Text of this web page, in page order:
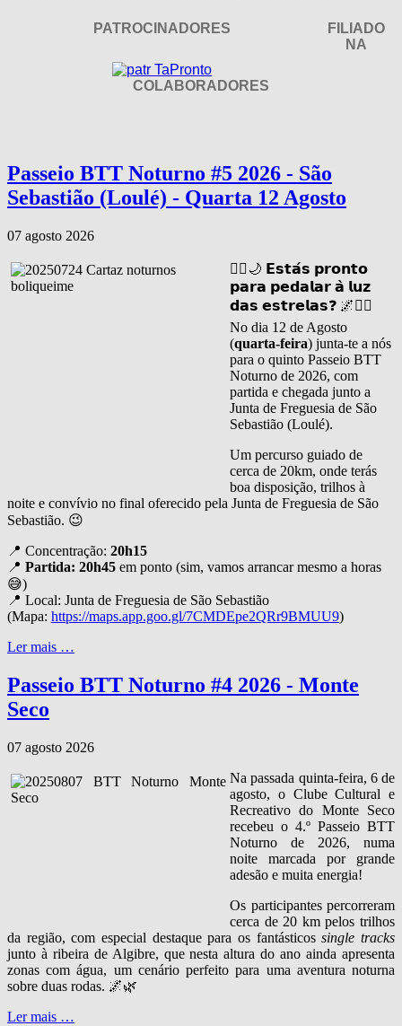
PATROCINADORES
FILIADO
NA
COLABORADORES
Passeio BTT Noturno #5 2026 - São
Sebastião (Loulé) - Quarta 12 Agosto
07 agosto 2026
🚴‍♂️🌙 𝗘𝘀𝘁𝗮́𝘀 𝗽𝗿𝗼𝗻𝘁𝗼
𝗽𝗮𝗿𝗮 𝗽𝗲𝗱𝗮𝗹𝗮𝗿 𝗮̀ 𝗹𝘂𝘇
𝗱𝗮𝘀 𝗲𝘀𝘁𝗿𝗲𝗹𝗮𝘀❓ 🌌🚴‍♀️
No dia 12 de Agosto
(quarta-feira) junta-te a nós
para o quinto Passeio BTT
Noturno de 2026, com
partida e chegada junto a
Junta de Freguesia de São
Sebastião (Loulé).
Um percurso guiado de
cerca de 20km, onde terás
boa disposição, trilhos à
noite e convívio no final oferecido pela Junta de Freguesia de São
Sebastião. 😉
📍 Concentração: 20h15
📍 Partida: 20h45 em ponto (sim, vamos arrancar mesmo a horas
😅)
📍 Local: Junta de Freguesia de São Sebastião
(Mapa: https://maps.app.goo.gl/7CMDEpe2QRr9BMUU9)
Ler mais …
Passeio BTT Noturno #4 2026 - Monte
Seco
07 agosto 2026
Na passada quinta‑feira, 6 de
agosto, o Clube Cultural e
Recreativo do Monte Seco
recebeu o 4.º Passeio BTT
Noturno de 2026, numa
noite marcada por grande
adesão e muita energia!
Os participantes percorreram
cerca de 20 km pelos trilhos
da região, com especial destaque para os fantásticossingle tracks
junto à ribeira de Algibre, que nesta altura do ano ainda apresenta
zonas com água, um cenário perfeito para uma aventura noturna
sobre duas rodas. 🌌🌿
Ler mais …